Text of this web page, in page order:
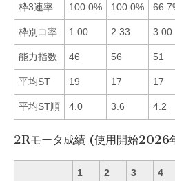
枠3連率 100.0% 100.0%
枠別コ率 1.00 2.33 3.00
能力指数 46 56 51
平均ST 19 17 17
平均ST順 4.0 3.6 4.2
2Rモータ成績 (使用開始2026
1 2 3 4